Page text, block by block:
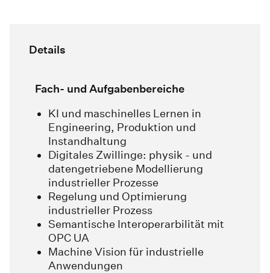
Details
Fach- und Aufgabenbereiche
KI und maschinelles Lernen in
Engineering, Produktion und
Instandhaltung
Digitales Zwillinge: physik - und
datengetriebene Modellierung
industrieller Prozesse
Regelung und Optimierung
industrieller Prozess
Semantische Interoperarbilität mit
OPC UA
Machine Vision für industrielle
Anwendungen